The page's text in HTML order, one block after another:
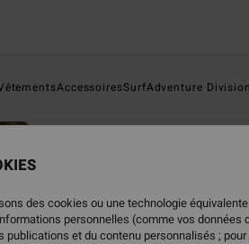
AccessoiresSurfAdventure Division
des cookies ou une technologie
personnelles (comme vos données
publications et du contenu personnalisés ;